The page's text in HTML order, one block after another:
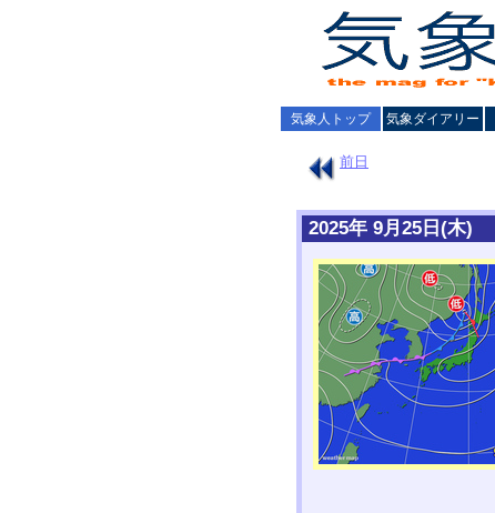
気象人トップ 気象ダイアリー
前日
2025年 9月25日(木)